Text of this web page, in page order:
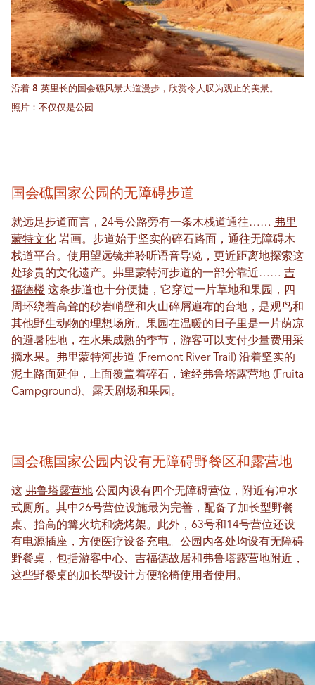
沿着 8 英里长的国会礁风景大道漫步，欣赏令人叹为观止的美景。
照片：不仅仅是公园
国会礁国家公园的无障碍步道
就远足步道而言，24号公路旁有一条木栈道通往…… 弗里
蒙特文化 岩画。步道始于坚实的碎石路面，通往无障碍木
栈道平台。使用望远镜并聆听语音导览，更近距离地探索这
处珍贵的文化遗产。弗里蒙特河步道的一部分靠近…… 吉
福德楼 这条步道也十分便捷，它穿过一片草地和果园，四
周环绕着高耸的砂岩峭壁和火山碎屑遍布的台地，是观鸟和
其他野生动物的理想场所。果园在温暖的日子里是一片荫凉
的避暑胜地，在水果成熟的季节，游客可以支付少量费用采
摘水果。弗里蒙特河步道 (Fremont River Trail) 沿着坚实的
泥土路面延伸，上面覆盖着碎石，途经弗鲁塔露营地 (Fruita
Campground)、露天剧场和果园。
国会礁国家公园内设有无障碍野餐区和露营地
这 弗鲁塔露营地 公园内设有四个无障碍营位，附近有冲水
式厕所。其中26号营位设施最为完善，配备了加长型野餐
桌、抬高的篝火坑和烧烤架。此外，63号和14号营位还设
有电源插座，方便医疗设备充电。公园内各处均设有无障碍
野餐桌，包括游客中心、吉福德故居和弗鲁塔露营地附近，
这些野餐桌的加长型设计方便轮椅使用者使用。